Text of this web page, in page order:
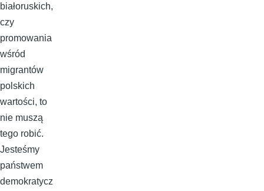
białoruskich,
czy
promowania
wśród
migrantów
polskich
wartości, to
nie muszą
tego robić.
Jesteśmy
państwem
demokratycz